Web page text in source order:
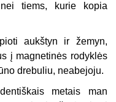
tiems, kurie kopia
aukštyn ir žemyn,
į magnetinės rodyklės
drebuliu, neabejoju.
metais man